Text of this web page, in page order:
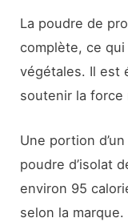
La poudre de
complète, ce
végétales. Il est
soutenir la force
Une portion
poudre d’isolat
environ 95
selon la